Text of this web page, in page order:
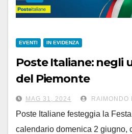
EVENTI IN EVIDENZA
Poste Italiane: negli
del Piemonte
la cartolina della
Repubblica
MAG 31, 2024 RAIMONDO
Poste Italiane festeggia la
calendario domenica 2 giugno,